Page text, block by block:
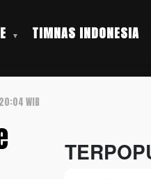
TIMNAS INDONESIA
WIB